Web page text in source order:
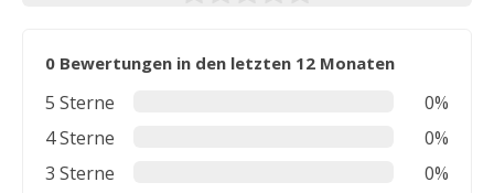
0 Bewertungen in den letzten 12 Monaten
5 Sterne
0%
4 Sterne
0%
3 Sterne
0%